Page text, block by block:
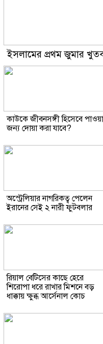
ইসলামের প্রথম জুমার
কাউকে জীবনসঙ্গী হিসেবে
জন্য দোয়া করা যাবে?
অস্ট্রেলিয়ার নাগরিকত্ব পেলেন
ইরানের সেই ২ নারী ফুটবলার
রিয়াল বেটিসের কাছে হেরে
শিরোপা ধরে রাখার মিশনে বড়
ধাক্কায় ক্ষুব্ধ আর্সেনাল কোচ